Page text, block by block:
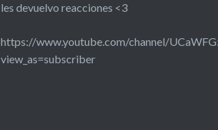
les devuelvo reacciones <3
https://www.youtube.com/channel/
view_as=subscriber